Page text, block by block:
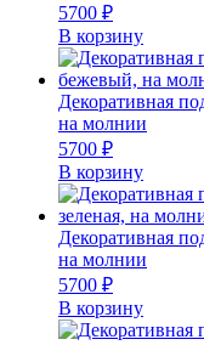
5700 ₽
В корзину
Декоративная
на молнии
5700 ₽
В корзину
Декоративная
на молнии
5700 ₽
В корзину